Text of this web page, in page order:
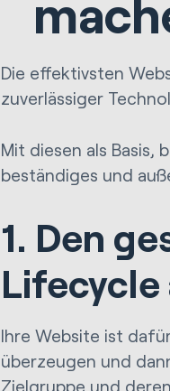
Die effektivsten
zuverlässiger
Mit diesen als Basis,
beständiges und
1. Den
Ihre Website ist
überzeugen und
Zielgruppe und